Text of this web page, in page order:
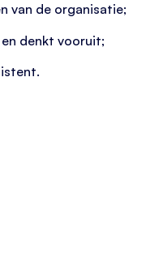
van de organisatie;
denkt vooruit;